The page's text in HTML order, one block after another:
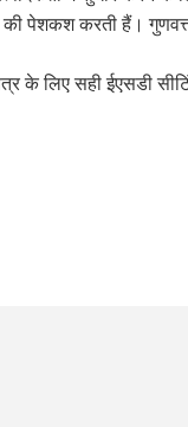
पेशकश करती हैं।
के लिए सही ईएसडी